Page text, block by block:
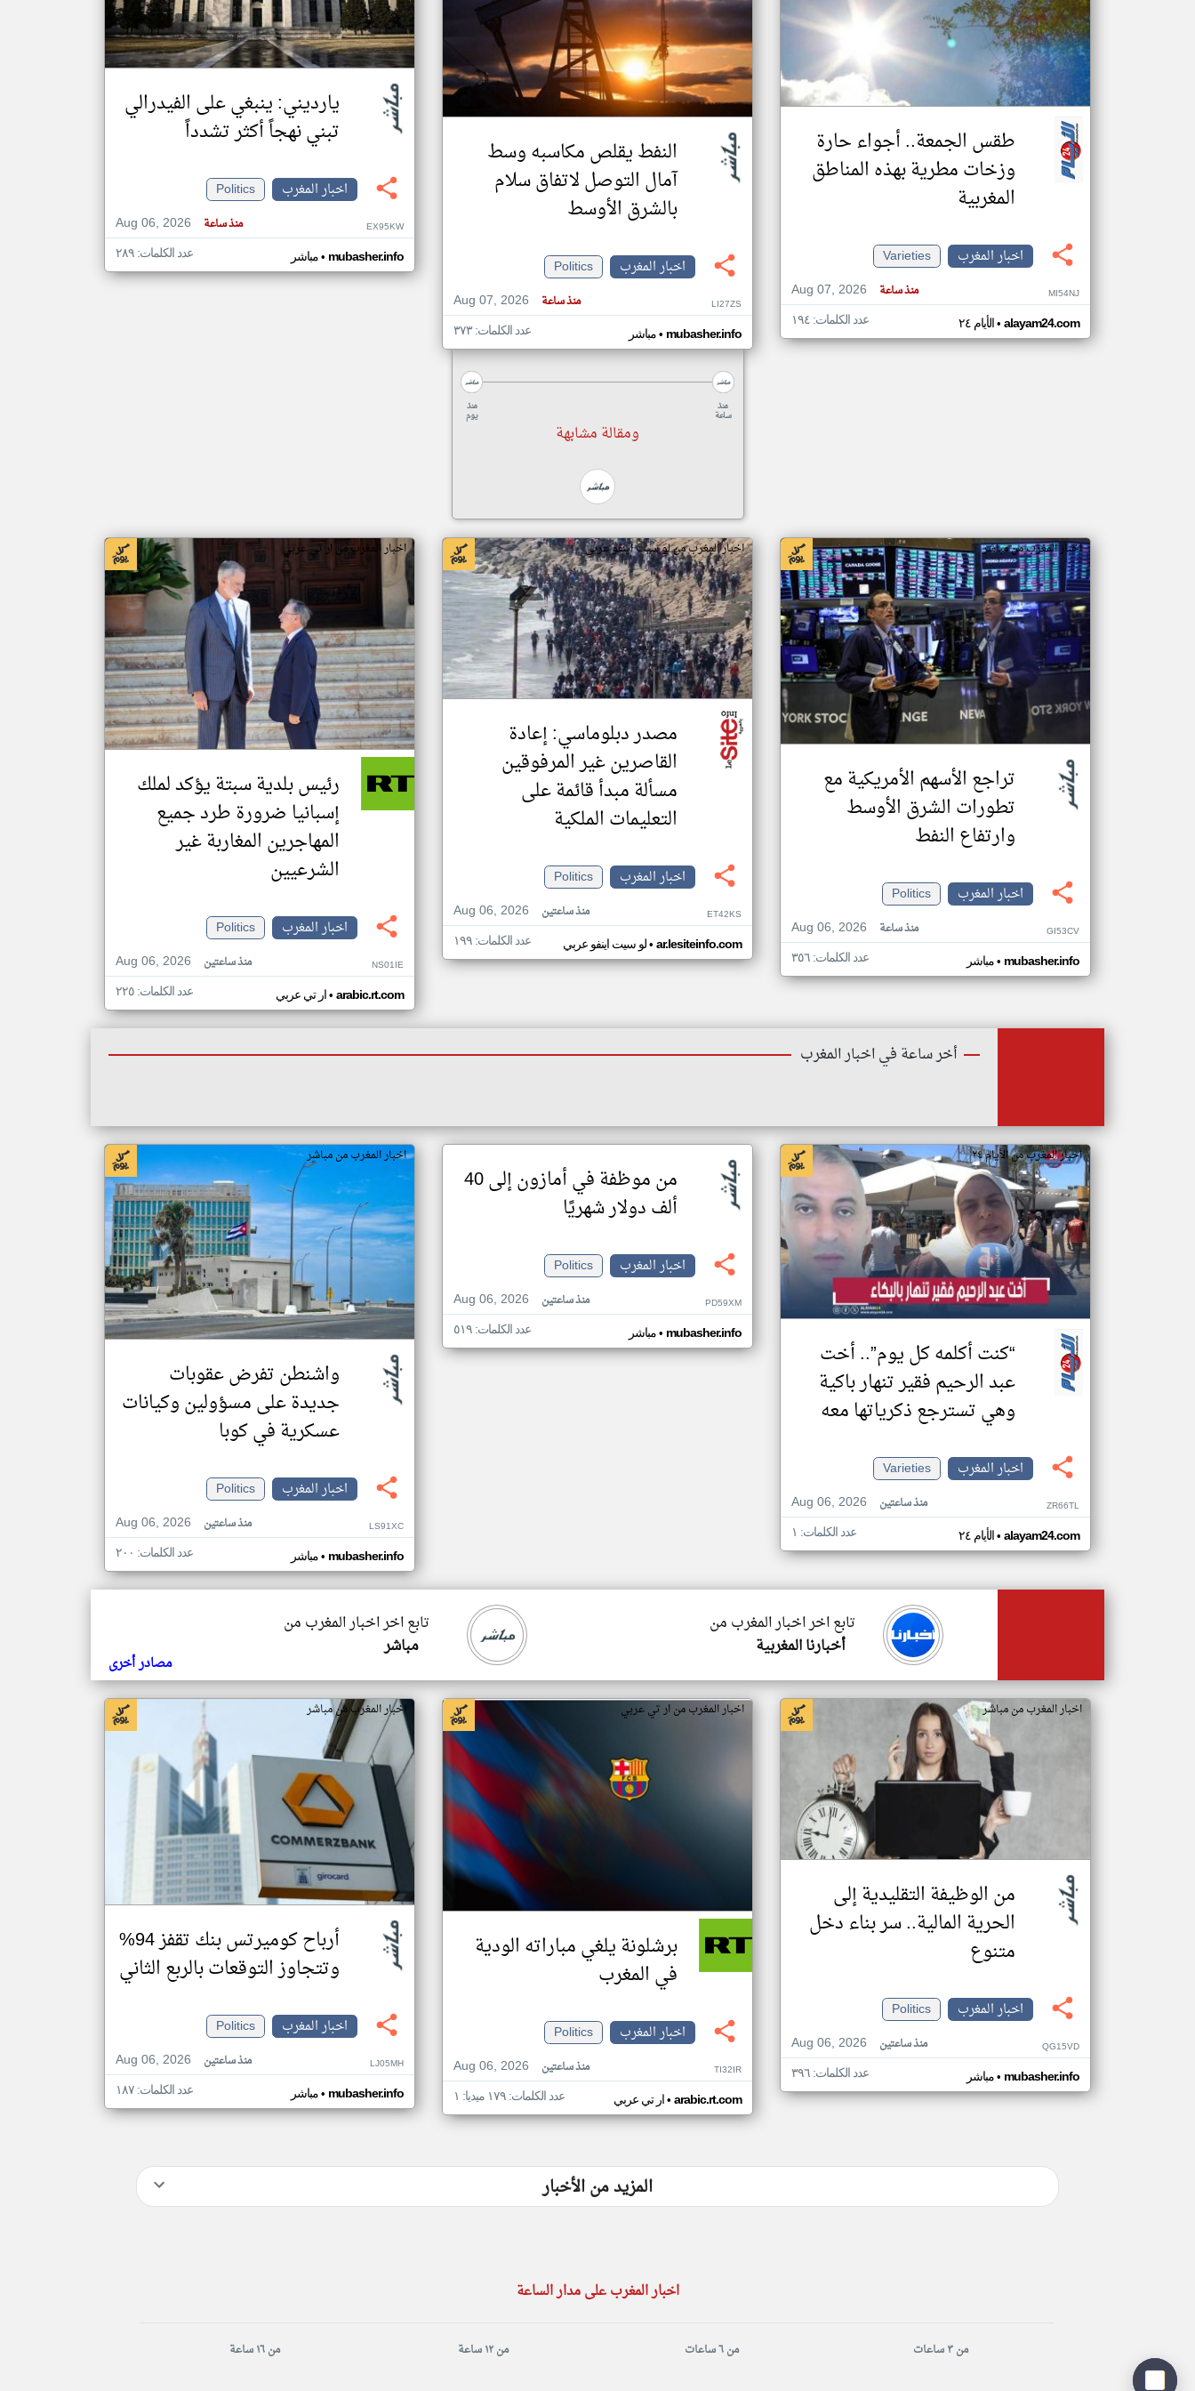
تغيير الدولة
اخبار المغرب على مدار الساعة
أهم اخبار المغرب العاجلة والمباشرة
طقس الجمعة.. أجواء حارة
وزخات مطرية بهذه المناطق
المغربية
اخبار المغرب
Varieties
Aug 07, 2026
منذ ساعة MI54NJ
الأيام ٢٤• alayam24.com عدد الكلمات: ١٩٤
النفط يقلص مكاسبه وسط
آمال التوصل لاتفاق سلام
بالشرق الأوسط
اخبار المغرب
Politics
Aug 07, 2026
منذ ساعة LI27ZS
مباشر• mubasher.info عدد الكلمات: ٣٧٣
منذ
يوم
منذ
ساعة
ومقالة مشابهة
يارديني: ينبغي على الفيدرالي
تبني نهجاً أكثر تشدداً
اخبار المغرب
Politics
Aug 06, 2026
منذ ساعة EX95KW
مباشر• mubasher.info عدد الكلمات: ٢٨٩
اخبار المغرب من مباشر
تراجع الأسهم الأمريكية مع
تطورات الشرق الأوسط
وارتفاع النفط
اخبار المغرب
Politics
Aug 06, 2026
منذ ساعة GI53CV
مباشر• mubasher.info عدد الكلمات: ٣٥٦
اخبار المغرب من لو سيت اينفو عربي
مصدر دبلوماسي: إعادة
القاصرين غير المرفوقين
مسألة مبدأ قائمة على
التعليمات الملكية
اخبار المغرب
Politics
Aug 06, 2026
منذ ساعتين ET42KS
لو سيت اينفو عربي• ar.lesiteinfo.com عدد الكلمات: ١٩٩
اخبار المغرب من ار تي عربي
رئيس بلدية سبتة يؤكد لملك
إسبانيا ضرورة طرد جميع
المهاجرين المغاربة غير
الشرعيين
اخبار المغرب
Politics
Aug 06, 2026
منذ ساعتين NS01IE
ار تي عربي• arabic.rt.com عدد الكلمات: ٢٢٥
أخر ساعة في اخبار المغرب
اخبار المغرب من الأيام ٢٤
“كنت أكلمه كل يوم”.. أخت
عبد الرحيم فقير تنهار باكية
وهي تسترجع ذكرياتها معه
اخبار المغرب
Varieties
Aug 06, 2026
منذ ساعتين ZR66TL
الأيام ٢٤• alayam24.com عدد الكلمات: ١
من موظفة في أمازون إلى 40
ألف دولار شهريًا
اخبار المغرب
Politics
Aug 06, 2026
منذ ساعتين PD59XM
مباشر• mubasher.info عدد الكلمات: ٥١٩
اخبار المغرب من مباشر
واشنطن تفرض عقوبات
جديدة على مسؤولين وكيانات
عسكرية في كوبا
اخبار المغرب
Politics
Aug 06, 2026
منذ ساعتين LS91XC
مباشر• mubasher.info عدد الكلمات: ٢٠٠
تابع اخر اخبار المغرب من
مباشر
تابع اخر اخبار المغرب من
أخبارنا المغربية
مصادر أخرى
اخبار المغرب من مباشر
من الوظيفة التقليدية إلى
الحرية المالية.. سر بناء دخل
متنوع
اخبار المغرب
Politics
Aug 06, 2026
منذ ساعتين QG15VD
مباشر• mubasher.info عدد الكلمات: ٣٩٦
اخبار المغرب من ار تي عربي
برشلونة يلغي مباراته الودية
في المغرب
اخبار المغرب
Politics
Aug 06, 2026
منذ ساعتين TI32IR
ار تي عربي• arabic.rt.com عدد الكلمات: ١٧٩ ميديا: ١
اخبار المغرب من مباشر
أرباح كوميرتس بنك تقفز 94%
وتتجاوز التوقعات بالربع الثاني
اخبار المغرب
Politics
Aug 06, 2026
منذ ساعتين LJ05MH
مباشر• mubasher.info عدد الكلمات: ١٨٧
المزيد من الأخبار
اخبار المغرب على مدار الساعة
من ٣ ساعات من ٦ ساعات من ١٢ ساعة من ١٦ ساعة
klyoum.com